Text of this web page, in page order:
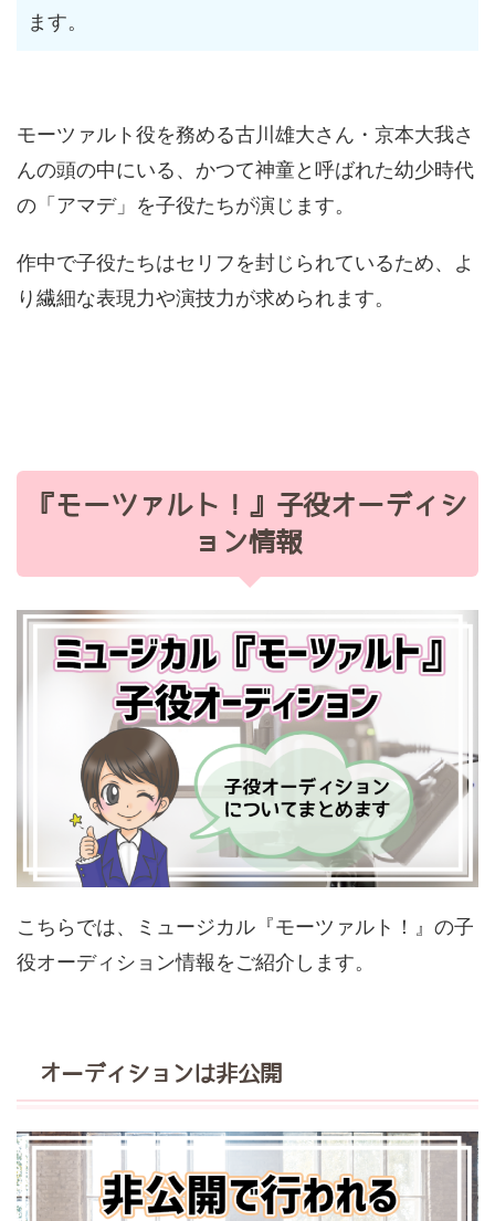
ます。
モーツァルト役を務める古川雄大さん・京本大我さ
んの頭の中にいる、かつて神童と呼ばれた幼少時代
の「アマデ」を子役たちが演じます。
作中で子役たちはセリフを封じられているため、よ
り繊細な表現力や演技力が求められます。
『モーツァルト！』子役オーディシ
ョン情報
こちらでは、ミュージカル『モーツァルト！』の子
役オーディション情報をご紹介します。
オーディションは非公開